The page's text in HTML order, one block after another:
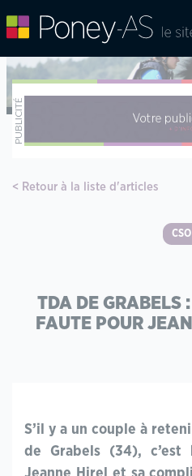
Retour à la liste d'articles
CSO
TDA DE GRABELS
FAUTE POUR
S’il y a un couple à
de Grabels (34),